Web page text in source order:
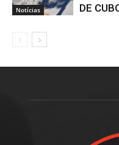
Notícias
DE